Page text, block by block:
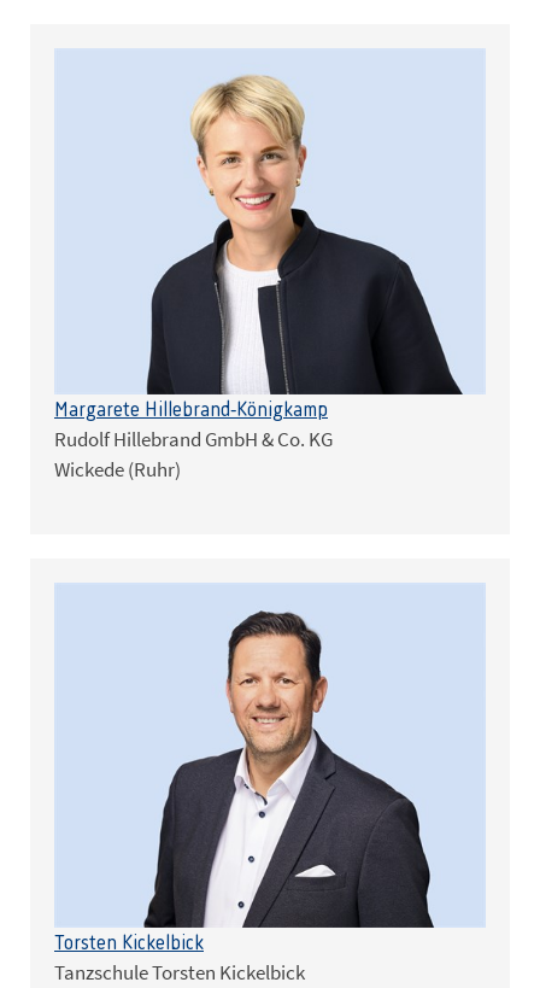
Margarete Hillebrand-Königkamp
Rudolf Hillebrand GmbH & Co. KG
Wickede (Ruhr)
Torsten Kickelbick
Tanzschule Torsten Kickelbick